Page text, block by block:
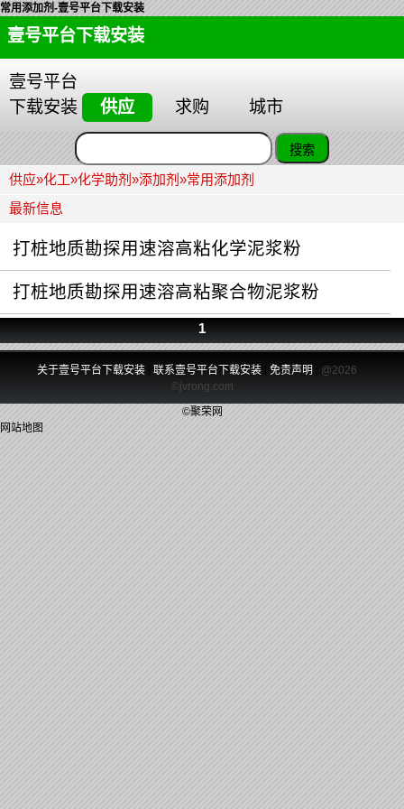
常用添加剂-壹号平台下载安装
壹号平台下载安装
壹号平台
下载安装
供应 求购 城市
供应»化工»化学助剂 »添加剂 »常用添加剂
最新信息
打桩地质勘探用速溶高粘化学泥浆粉
打桩地质勘探用速溶高粘聚合物泥浆粉
1
关于壹号平台下载安装 联系壹号平台下载安装| 免责声明
@2026
©jvrong.com
©聚荣网
网站地图